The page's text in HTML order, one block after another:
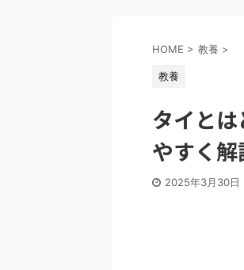
HOME > 教養 >
教養
タイと
やすく解
2025年3月30日